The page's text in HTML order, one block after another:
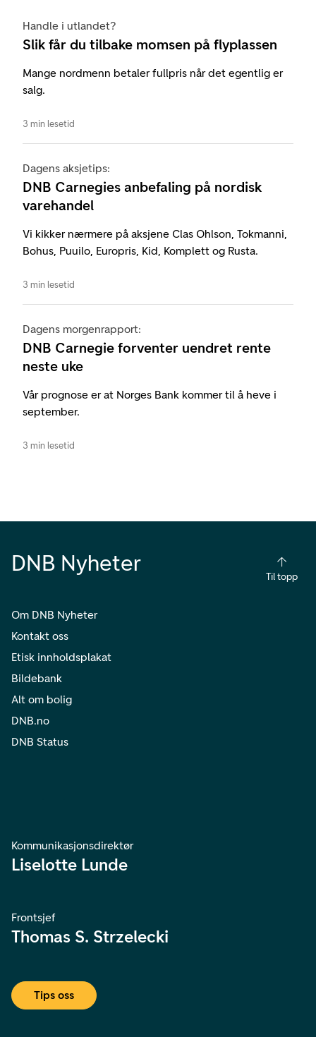
Handle i utlandet?
Slik får du tilbake momsen på flyplassen
Mange nordmenn betaler fullpris når det egentlig er
salg.
3 min lesetid
Dagens aksjetips:
DNB Carnegies anbefaling på nordisk
varehandel
Vi kikker nærmere på aksjene Clas Ohlson, Tokmanni,
Bohus, Puuilo, Europris, Kid, Komplett og Rusta.
3 min lesetid
Dagens morgenrapport:
DNB Carnegie forventer uendret rente
neste uke
Vår prognose er at Norges Bank kommer til å heve i
september.
3 min lesetid
DNB Nyheter
Til topp
Om DNB Nyheter
Kontakt oss
Etisk innholdsplakat
Bildebank
Alt om bolig
DNB.no
DNB Status
Kommunikasjonsdirektør
Liselotte Lunde
Frontsjef
Thomas S. Strzelecki
Tips oss